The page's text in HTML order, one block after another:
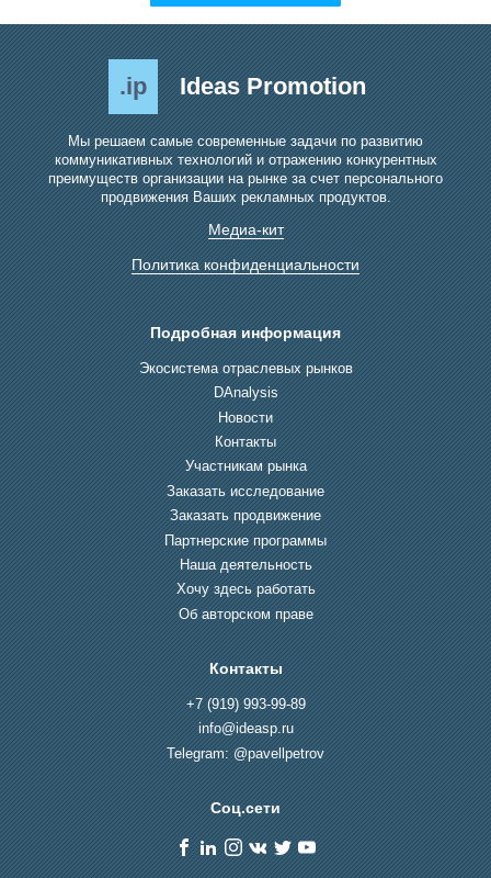
.ip Ideas Promotion
Мы решаем самые современные задачи по развитию
коммуникативных технологий и отражению конкурентных
преимуществ организации на рынке за счет персонального
продвижения Ваших рекламных продуктов.
Медиа-кит
Политика конфиденциальности
Подробная информация
Экосистема отраслевых рынков
DAnalysis
Новости
Контакты
Участникам рынка
Заказать исследование
Заказать продвижение
Партнерские программы
Наша деятельность
Хочу здесь работать
Об авторском праве
Контакты
+7 (919) 993-99-89
info@ideasp.ru
Telegram: @pavellpetrov
Соц.сети